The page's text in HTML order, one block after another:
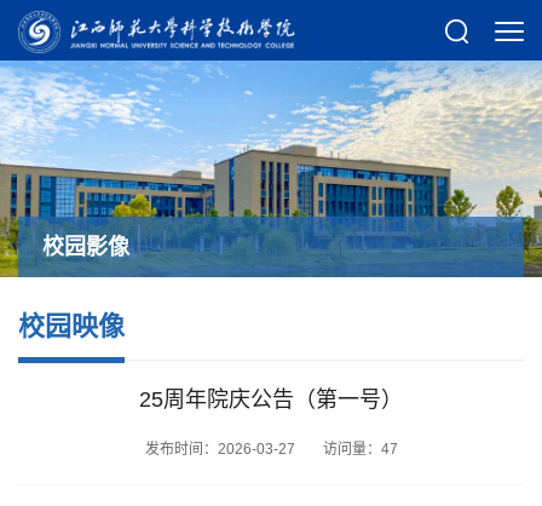
校园影像
校园映像
25周年院庆公告（第一号）
发布时间：2026-03-27 访问量： 47